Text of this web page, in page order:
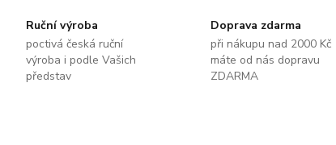
Ruční výroba
poctivá česká ruční
výroba i podle Vašich
představ
Doprava zdarma
při nákupu nad 2000 Kč
máte od nás dopravu
ZDARMA